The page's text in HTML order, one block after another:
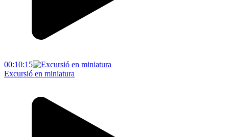
00:10:15
Excursió en miniatura